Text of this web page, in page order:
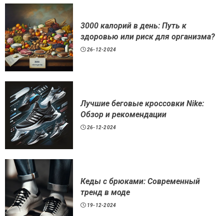
3000 калорий в день: Путь к
здоровью или риск для организма?
26-12-2024
Лучшие беговые кроссовки Nike:
Обзор и рекомендации
26-12-2024
Кеды с брюками: Современный
тренд в моде
19-12-2024